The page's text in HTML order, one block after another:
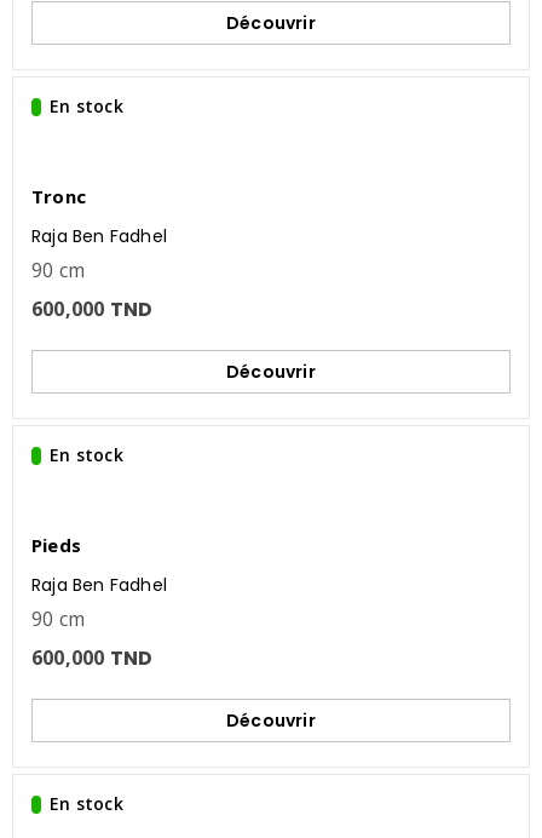
Découvrir
En stock
Tronc
Raja Ben Fadhel
90 cm
600,000 TND
Découvrir
En stock
Pieds
Raja Ben Fadhel
90 cm
600,000 TND
Découvrir
En stock